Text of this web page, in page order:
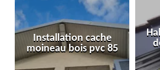
Installation cache
moineau bois pvc 85